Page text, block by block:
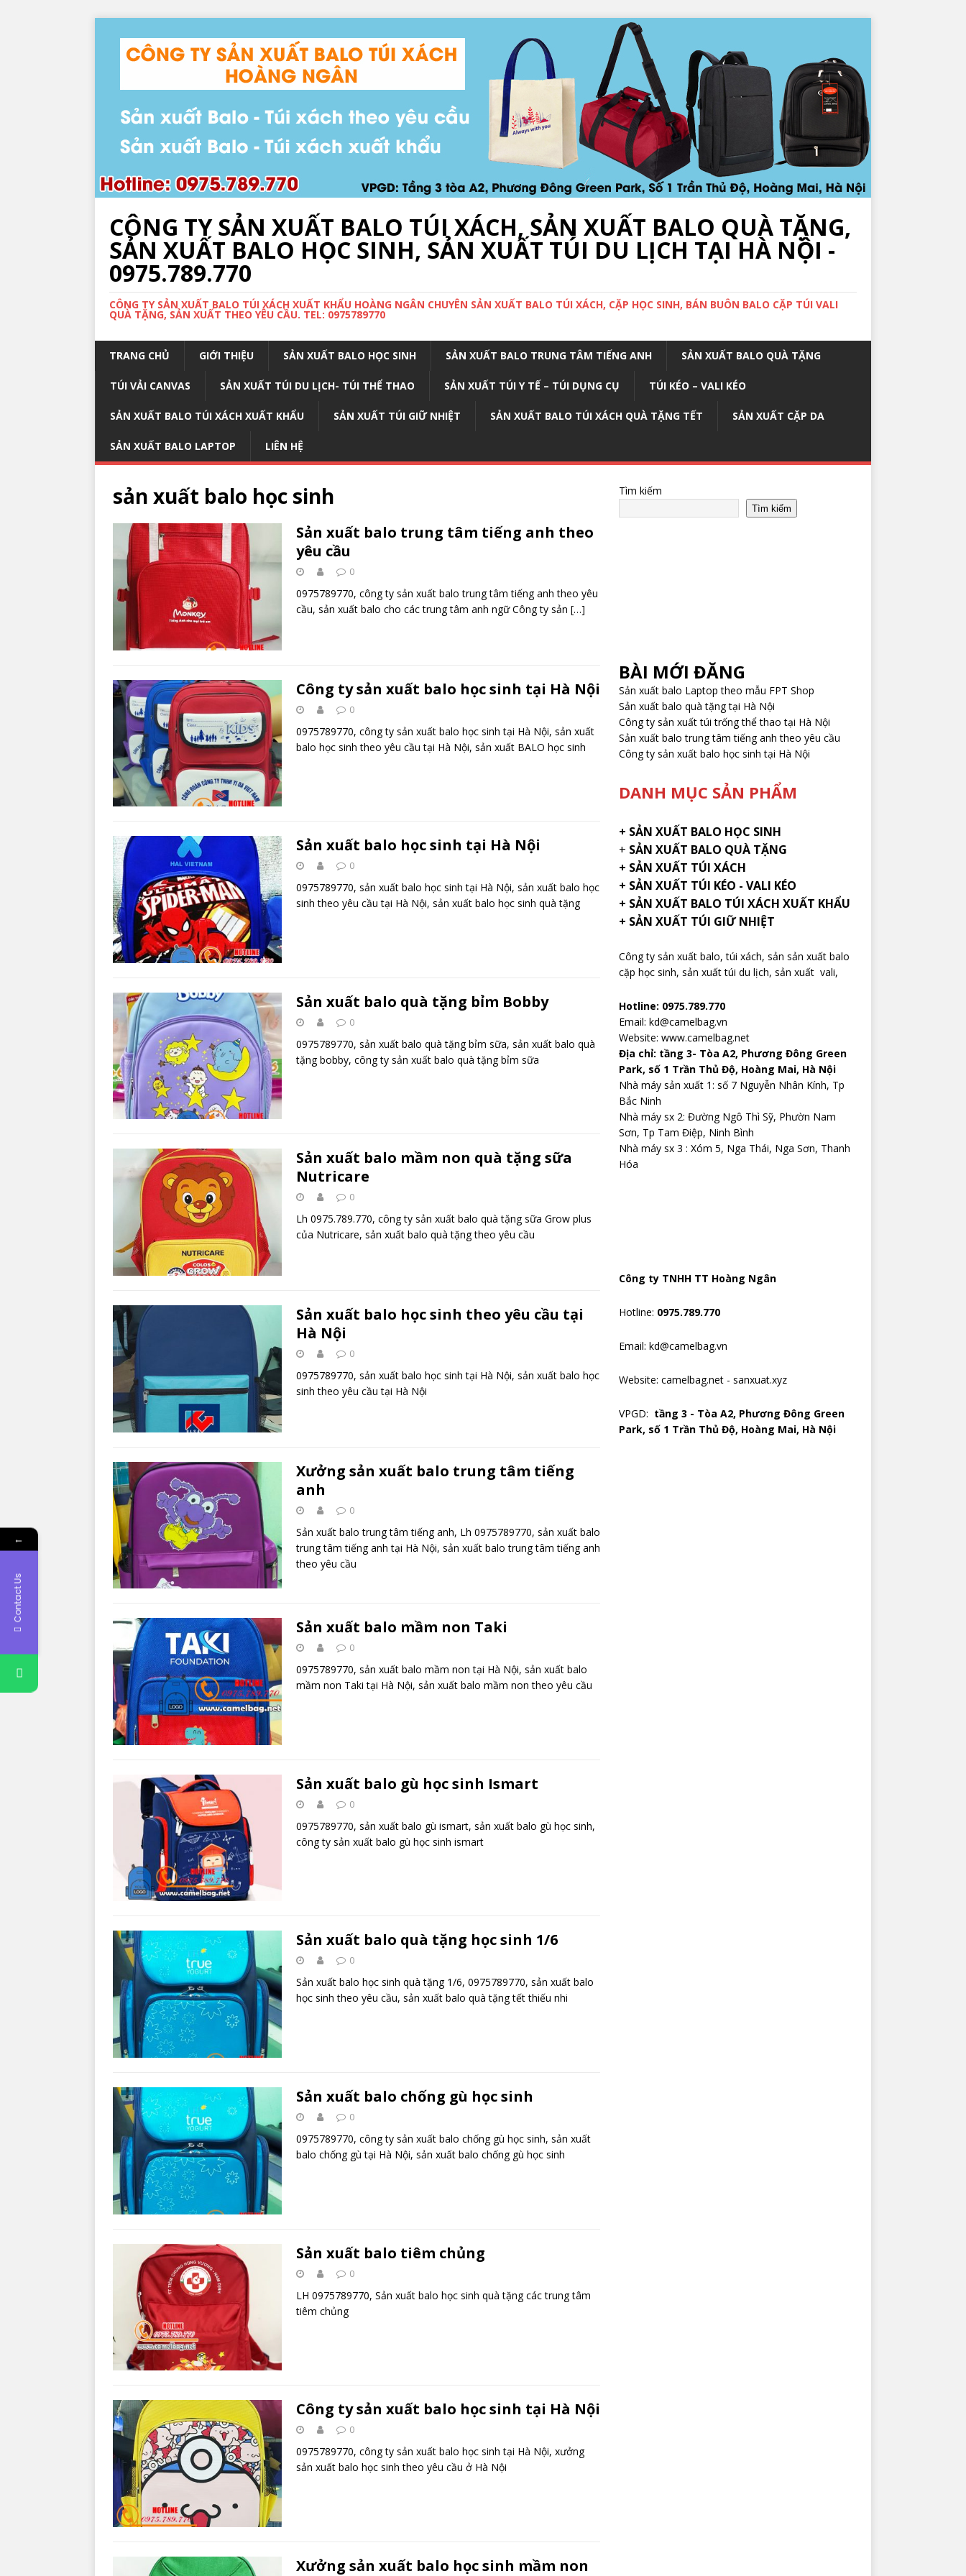
CÔNG TY SẢN XUẤT BALO TÚI XÁCH, SẢN XUẤT BALO QUÀ TẶNG,
SẢN XUẤT BALO HỌC SINH, SẢN XUẤT TÚI DU LỊCH TẠI HÀ NỘI -
0975.789.770
CÔNG TY SẢN XUẤT BALO TÚI XÁCH XUẤT KHẨU HOÀNG NGÂN CHUYÊN SẢN XUẤT BALO TÚI XÁCH, CẶP HỌC SINH, BÁN BUÔN BALO CẶP TÚI VALI
QUÀ TẶNG, SẢN XUẤT THEO YÊU CẦU. TEL: 0975789770
TRANG CHỦ GIỚI THIỆU SẢN XUẤT BALO HỌC SINH SẢN XUẤT BALO TRUNG TÂM TIẾNG ANH SẢN XUẤT BALO QUÀ TẶNG
TÚI VẢI CANVAS SẢN XUẤT TÚI DU LỊCH- TÚI THỂ THAO SẢN XUẤT TÚI Y TẾ – TÚI DỤNG CỤ TÚI KÉO – VALI KÉO
SẢN XUẤT BALO TÚI XÁCH XUẤT KHẨU SẢN XUẤT TÚI GIỮ NHIỆT SẢN XUẤT BALO TÚI XÁCH QUÀ TẶNG TẾT SẢN XUẤT CẶP DA
SẢN XUẤT BALO LAPTOP LIÊN HỆ
sản xuất balo học sinh
Sản xuất balo trung tâm tiếng anh theo
yêu cầu
0
0975789770, công ty sản xuất balo trung tâm tiếng anh theo yêu
cầu, sản xuất balo cho các trung tâm anh ngữ Công ty sản […]
Công ty sản xuất balo học sinh tại Hà Nội
0
0975789770, công ty sản xuất balo học sinh tại Hà Nội, sản xuất
balo học sinh theo yêu cầu tại Hà Nội, sản xuất BALO học sinh
Sản xuất balo học sinh tại Hà Nội
0
0975789770, sản xuất balo học sinh tại Hà Nội, sản xuất balo học
sinh theo yêu cầu tại Hà Nội, sản xuất balo học sinh quà tặng
Sản xuất balo quà tặng bỉm Bobby
0
0975789770, sản xuất balo quà tặng bỉm sữa, sản xuất balo quà
tặng bobby, công ty sản xuất balo quà tặng bỉm sữa
Sản xuất balo mầm non quà tặng sữa
Nutricare
0
Lh 0975.789.770, công ty sản xuất balo quà tặng sữa Grow plus
của Nutricare, sản xuất balo quà tặng theo yêu cầu
Sản xuất balo học sinh theo yêu cầu tại
Hà Nội
0
0975789770, sản xuất balo học sinh tại Hà Nội, sản xuất balo học
sinh theo yêu cầu tại Hà Nội
Xưởng sản xuất balo trung tâm tiếng
anh
0
Sản xuất balo trung tâm tiếng anh, Lh 0975789770, sản xuất balo
trung tâm tiếng anh tại Hà Nội, sản xuất balo trung tâm tiếng anh
theo yêu cầu
Sản xuất balo mầm non Taki
0
0975789770, sản xuất balo mầm non tại Hà Nội, sản xuất balo
mầm non Taki tại Hà Nội, sản xuất balo mầm non theo yêu cầu
Sản xuất balo gù học sinh Ismart
0
0975789770, sản xuất balo gù ismart, sản xuất balo gù học sinh,
công ty sản xuất balo gù học sinh ismart
Sản xuất balo quà tặng học sinh 1/6
0
Sản xuất balo học sinh quà tặng 1/6, 0975789770, sản xuất balo
học sinh theo yêu cầu, sản xuất balo quà tặng tết thiếu nhi
Sản xuất balo chống gù học sinh
0
0975789770, công ty sản xuất balo chống gù học sinh, sản xuất
balo chống gù tại Hà Nội, sản xuất balo chống gù học sinh
Sản xuất balo tiêm chủng
0
LH 0975789770, Sản xuất balo học sinh quà tặng các trung tâm
tiêm chủng
Công ty sản xuất balo học sinh tại Hà Nội
0
0975789770, công ty sản xuất balo học sinh tại Hà Nội, xưởng
sản xuất balo học sinh theo yêu cầu ở Hà Nội
Xưởng sản xuất balo học sinh mầm non
Tìm kiếm
Tìm kiếm
BÀI MỚI ĐĂNG
Sản xuất balo Laptop theo mẫu FPT Shop
Sản xuất balo quà tặng tại Hà Nội
Công ty sản xuất túi trống thể thao tại Hà Nội
Sản xuất balo trung tâm tiếng anh theo yêu cầu
Công ty sản xuất balo học sinh tại Hà Nội
DANH MỤC SẢN PHẨM
+ SẢN XUẤT BALO HỌC SINH
+ SẢN XUẤT BALO QUÀ TẶNG
+ SẢN XUẤT TÚI XÁCH
+ SẢN XUẤT TÚI KÉO - VALI KÉO
+ SẢN XUẤT BALO TÚI XÁCH XUẤT KHẨU
+ SẢN XUẤT TÚI GIỮ NHIỆT
Công ty sản xuất balo, túi xách, sản sản xuất balo
cặp học sinh, sản xuất túi du lịch, sản xuất vali,
Hotline: 0975.789.770
Email: kd@camelbag.vn
Website: www.camelbag.net
Địa chỉ: tầng 3- Tòa A2, Phương Đông Green
Park, số 1 Trần Thủ Độ, Hoàng Mai, Hà Nội
Nhà máy sản xuất 1: số 7 Nguyễn Nhân Kính, Tp
Bắc Ninh
Nhà máy sx 2: Đường Ngô Thì Sỹ, Phườn Nam
Sơn, Tp Tam Điệp, Ninh Bình
Nhà máy sx 3 : Xóm 5, Nga Thái, Nga Sơn, Thanh
Hóa
Công ty TNHH TT Hoàng Ngân
Hotline: 0975.789.770
Email: kd@camelbag.vn
Website: camelbag.net- sanxuat.xyz
VPGD: tầng 3 - Tòa A2, Phương Đông Green
Park, số 1 Trần Thủ Độ, Hoàng Mai, Hà Nội
←
Contact Us